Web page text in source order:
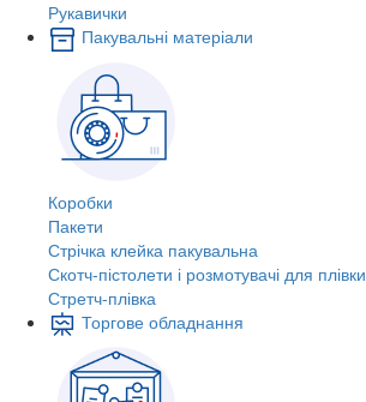
Рукавички
Пакувальні матеріали
Коробки
Пакети
Стрічка клейка пакувальна
Скотч-пістолети і розмотувачі для плівки
Стретч-плівка
Торгове обладнання